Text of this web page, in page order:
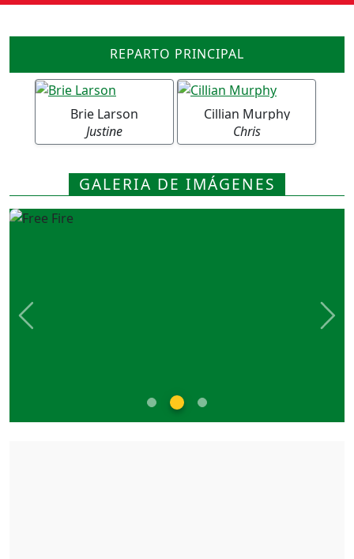
REPARTO PRINCIPAL
Brie Larson
Justine
Cillian Murphy
Chris
GALERIA DE IMÁGENES
Previous Next